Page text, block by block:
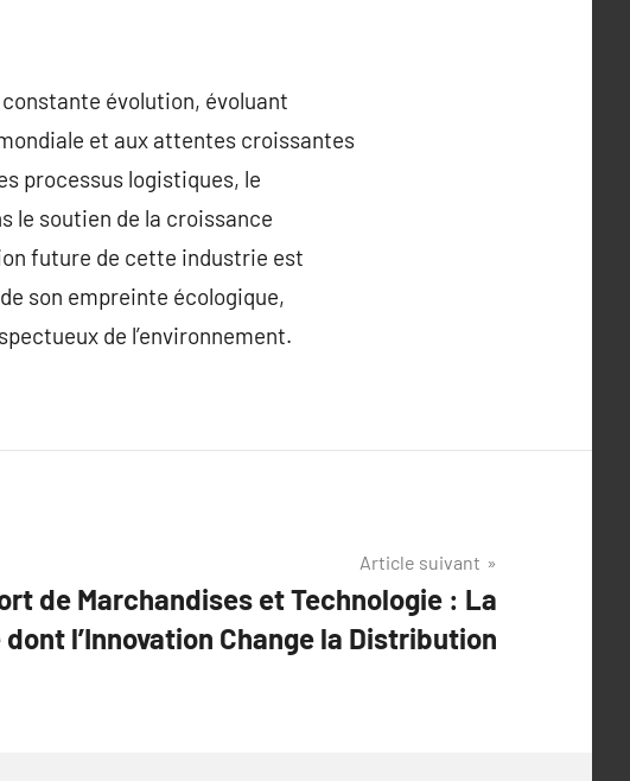
évolution, évoluant
et aux attentes croissantes
processus logistiques, le
le soutien de la croissance
future de cette industrie est
son empreinte écologique,
de l’environnement.
Article suivant
de Marchandises et Technologie : La
dont l’Innovation Change la Distribution